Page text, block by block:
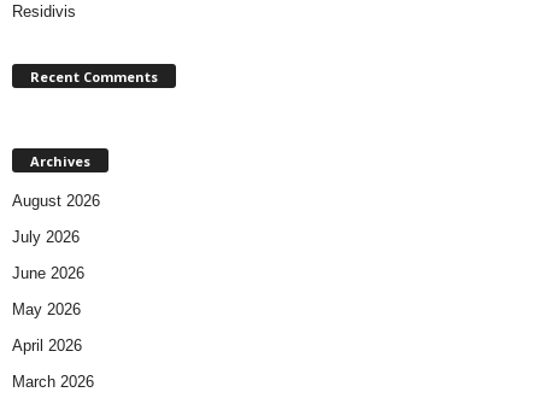
Residivis
Recent Comments
Archives
August 2026
July 2026
June 2026
May 2026
April 2026
March 2026